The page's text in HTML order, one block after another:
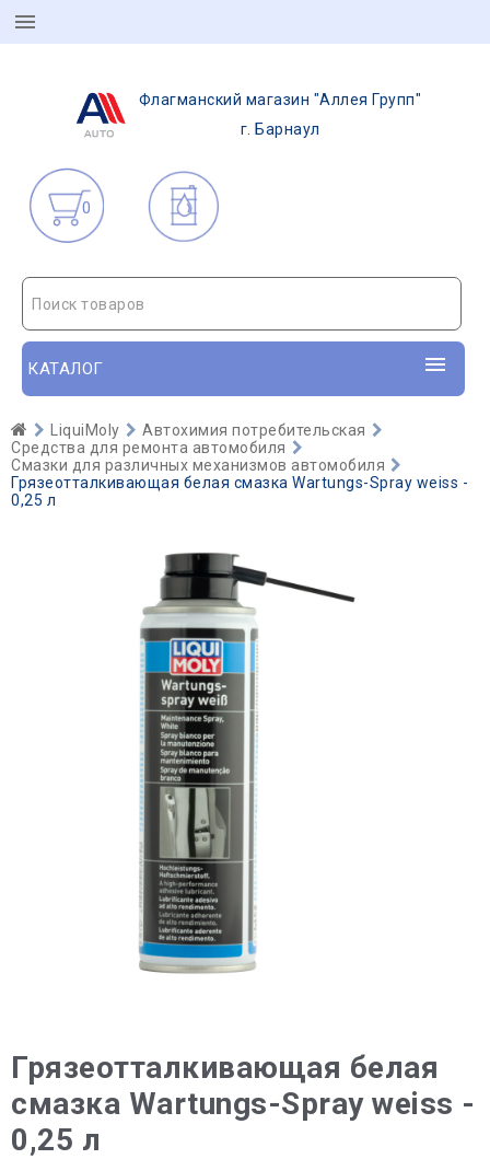
Флагманский магазин "Аллея Групп"
г. Барнаул
0
Поиск товаров
КАТАЛОГ
LiquiMoly
Автохимия потребительская
Средства для ремонта автомобиля
Смазки для различных механизмов автомобиля
Грязеотталкивающая белая смазка Wartungs-Spray weiss -
0,25 л
Грязеотталкивающая белая
смазка Wartungs-Spray weiss -
0,25 л